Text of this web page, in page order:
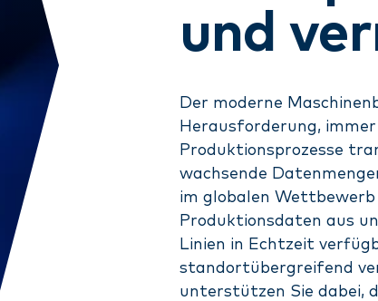
und
Der moderne
Herausforderung,
Produktionsprozesse
wachsende
im globalen Wettbewerb
Produktionsdaten aus
Linien in Echtzeit
standortübergreifend
unterstützen Sie dabei,